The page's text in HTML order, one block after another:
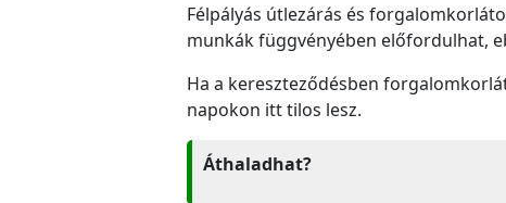
Félpályás útlezárás és
munkák függvényében előfordulhat,
Ha a kereszteződésben
napokon itt tilos lesz.
Áthaladhat?